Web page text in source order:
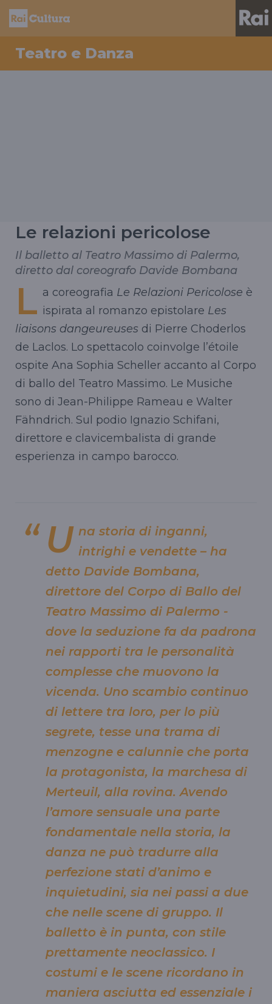
Teatro e Danza
Le relazioni pericolose
Il balletto al Teatro Massimo di Palermo,
diretto dal coreografo Davide Bombana
L a coreografia Le Relazioni Pericolose è
ispirata al romanzo epistolare Les
liaisons dangeureuses di Pierre Choderlos
de Laclos. Lo spettacolo coinvolge l’étoile
ospite Ana Sophia Scheller accanto al Corpo
di ballo del Teatro Massimo. Le Musiche
sono di Jean-Philippe Rameau e Walter
Fähndrich. Sul podio Ignazio Schifani,
direttore e clavicembalista di grande
esperienza in campo barocco.
U na storia di inganni,
intrighi e vendette – ha
detto Davide Bombana,
direttore del Corpo di Ballo del
Teatro Massimo di Palermo -
dove la seduzione fa da padrona
nei rapporti tra le personalità
complesse che muovono la
vicenda. Uno scambio continuo
di lettere tra loro, per lo più
segrete, tesse una trama di
menzogne e calunnie che porta
la protagonista, la marchesa di
Merteuil, alla rovina. Avendo
l’amore sensuale una parte
fondamentale nella storia, la
danza ne può tradurre alla
perfezione stati d’animo e
inquietudini, sia nei passi a due
che nelle scene di gruppo. Il
balletto è in punta, con stile
prettamente neoclassico. I
costumi e le scene ricordano in
maniera asciutta ed essenziale i